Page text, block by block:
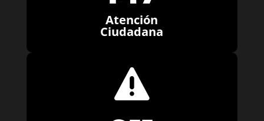
Atención
Ciudadana
